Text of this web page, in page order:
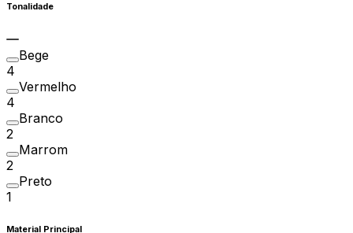
Tonalidade
Bege
4
Vermelho
4
Branco
2
Marrom
2
Preto
1
Material Principal